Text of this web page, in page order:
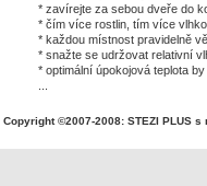
* zavírejte za sebou dveře do
* čím více rostlin, tím více
* každou místnost pravidelně
* snažte se udržovat relativní
* optimální úpokojová teplota
Copyright ©2007-2008: STEZI PLUS s